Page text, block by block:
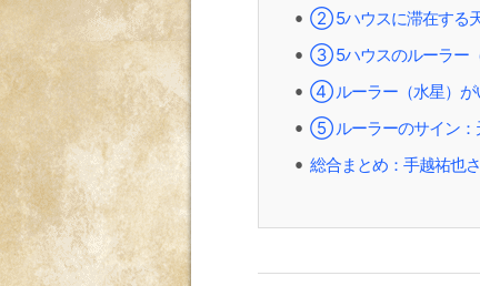
⚫︎ ② 5ハウスに滞在する
⚫︎ ③ 5ハウスのルーラー
⚫︎ ④ ルーラー（水星）が
⚫︎ ⑤ ルーラーのサイン：
⚫︎ 総合まとめ：手越祐也